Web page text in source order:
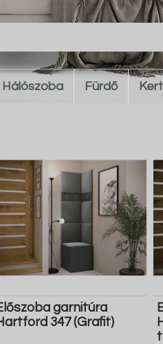
Hálószoba Fürdő Kert
garnitúra
347 (Grafit)